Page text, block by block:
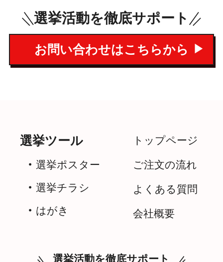
選挙活動を徹底サポート
お問い合わせはこちらから
選挙ツール
・ 選挙ポスター
・ 選挙チラシ
・ はがき
トップページ
ご注文の流れ
よくある質問
会社概要
選挙活動を徹底サポート